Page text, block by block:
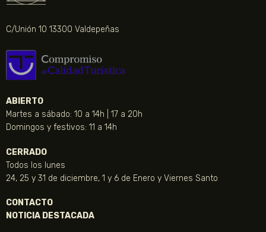
C/Unión 10 13300 Valdepeñas
ABIERTO
Martes a sábado: 10 a 14h | 17 a 20h
Domingos y festivos: 11 a 14h
CERRADO
Todos los lunes
24, 25 y 31 de diciembre, 1 y 6 de Enero y Viernes Santo
CONTACTO
NOTICIA DESTACADA